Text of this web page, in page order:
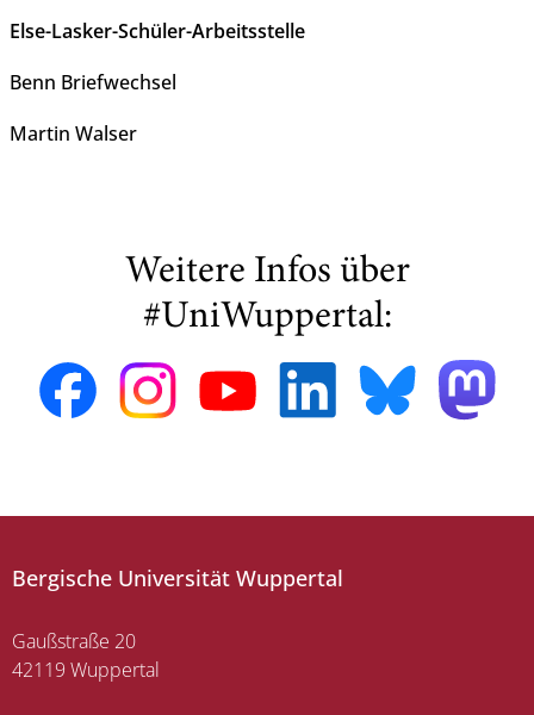
Else-Lasker-Schüler-Arbeitsstelle
Benn Briefwechsel
Martin Walser
Weitere Infos über
#UniWuppertal:
Bergische Universität Wuppertal
Gaußstraße 20
42119 Wuppertal